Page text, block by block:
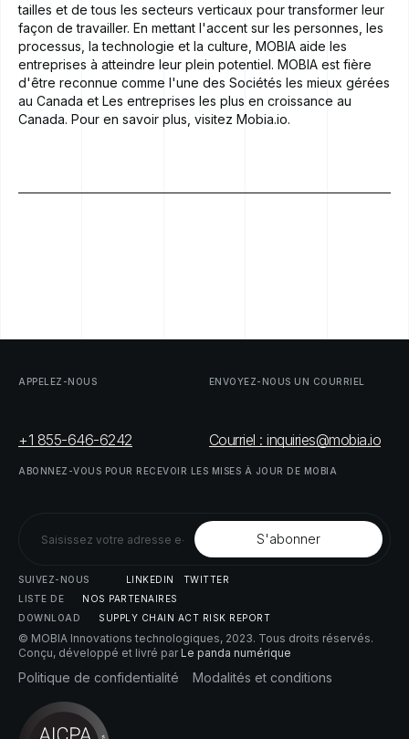
tailles et de tous les secteurs verticaux pour transformer leur
façon de travailler. En mettant l'accent sur les personnes, les
processus, la technologie et la culture, MOBIA aide les
entreprises à atteindre leur plein potentiel. MOBIA est fière
d'être reconnue comme l'une des Sociétés les mieux gérées
au Canada et Les entreprises les plus en croissance au
Canada. Pour en savoir plus, visitez Mobia.io.
APPELEZ-NOUS
+1 855-646-6242
ENVOYEZ-NOUS UN COURRIEL
Courriel : inquiries@mobia.io
ABONNEZ-VOUS POUR RECEVOIR LES MISES À JOUR DE MOBIA
SUIVEZ-NOUS LINKEDIN
TWITTER
LISTE DE NOS PARTENAIRES
DOWNLOAD
SUPPLY CHAIN ACT RISK REPORT
© MOBIA Innovations technologiques, 2023. Tous droits réservés.
Conçu, développé et livré parLe panda numérique
Politique de confidentialité Modalités et conditions